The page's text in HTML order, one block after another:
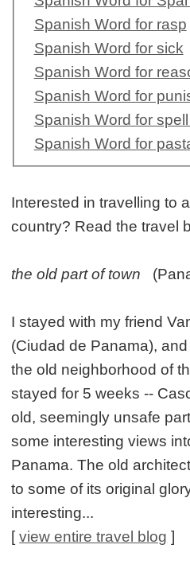
Spanish Word for rasp
Spanish Word for sick
Spanish Word for
Spanish Word for
Spanish Word for
Spanish Word for
Interested in travelling to
country? Read the travel
the old part of town
I stayed with my friend
(Ciudad de Panama),
the old neighborhood of
stayed for 5 weeks --
old, seemingly unsafe
some interesting views
Panama. The old
to some of its original
interesting...
[view entire travel blog ]